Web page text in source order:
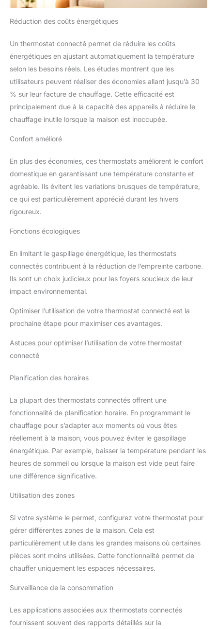
assistance Helpcenter,netatmo
Réduction des coûts énergétiques
Un thermostat connecté permet de réduire les coûts
énergétiques en ajustant automatiquement la température
selon les besoins réels. Les études montrent que les
utilisateurs peuvent réaliser des économies allant jusqu’à 30
% sur leur facture de chauffage. Cette efficacité est
principalement due à la capacité des appareils à réduire le
chauffage inutile lorsque la maison est inoccupée.
Confort amélioré
En plus des économies, ces thermostats améliorent le confort
domestique en garantissant une température constante et
agréable. Ils évitent les variations brusques de température,
ce qui est particulièrement apprécié durant les hivers
rigoureux.
Fonctions écologiques
En limitant le gaspillage énergétique, les thermostats
connectés contribuent à la réduction de l’empreinte carbone.
Ils sont un choix judicieux pour les foyers soucieux de leur
impact environnemental.
Optimiser l’utilisation de votre thermostat connecté est la
prochaine étape pour maximiser ces avantages.
Astuces pour optimiser l’utilisation de votre thermostat
connecté
Planification des horaires
La plupart des thermostats connectés offrent une
fonctionnalité de planification horaire. En programmant le
chauffage pour s’adapter aux moments où vous êtes
réellement à la maison, vous pouvez éviter le gaspillage
énergétique. Par exemple, baisser la température pendant les
heures de sommeil ou lorsque la maison est vide peut faire
une différence significative.
Utilisation des zones
Si votre système le permet, configurez votre thermostat pour
gérer différentes zones de la maison. Cela est
particulièrement utile dans les grandes maisons où certaines
pièces sont moins utilisées. Cette fonctionnalité permet de
chauffer uniquement les espaces nécessaires.
Surveillance de la consommation
Les applications associées aux thermostats connectés
fournissent souvent des rapports détaillés sur la